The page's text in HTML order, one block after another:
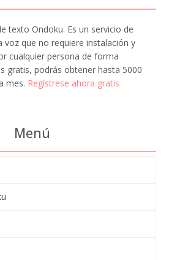
texto Ondoku. Es un servicio de
voz que no requiere instalación y
cualquier persona de forma
gratis, podrás obtener hasta 5000
mes. Regístrese ahora gratis
Menú